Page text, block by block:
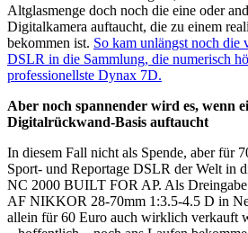
Altglasmenge doch noch die eine oder
Digitalkamera auftaucht, die zu einem
bekommen ist. So kam unlängst noch
DSLR in die Sammlung, die numerisch
professionellste Dynax 7D.
Aber noch spannender wird es, wenn
Digitalrückwand-Basis auftaucht
In diesem Fall nicht als Spende, aber für
Sport- und Reportage DSLR der Welt in
NC 2000 BUILT FOR AP. Als
AF NIKKOR 28-70mm 1:3.5-4.5 D in
allein für 60 Euro auch wirklich verkauft